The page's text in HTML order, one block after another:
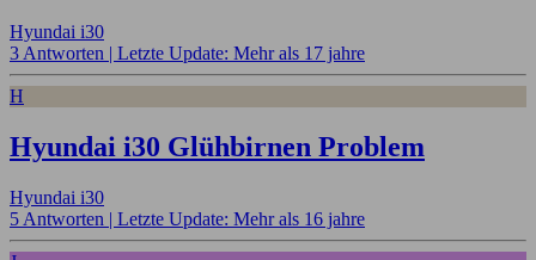
Hyundai i30
3 Antworten | Letzte Update: Mehr als 17 jahre
H
Hyundai i30 Glühbirnen Problem
Hyundai i30
5 Antworten | Letzte Update: Mehr als 16 jahre